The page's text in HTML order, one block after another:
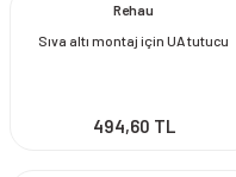
Rehau
Sıva altı montaj için UA tutucu
494,60 TL